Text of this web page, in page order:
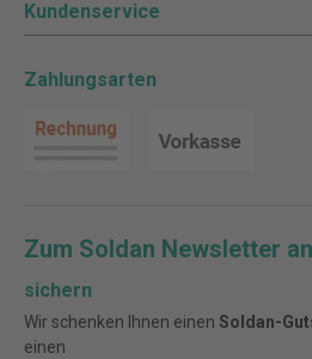
Kundenservice
Zahlungsarten
Zum Soldan Newsletter
sichern
Wir schenken Ihnen einen Soldan-
einen